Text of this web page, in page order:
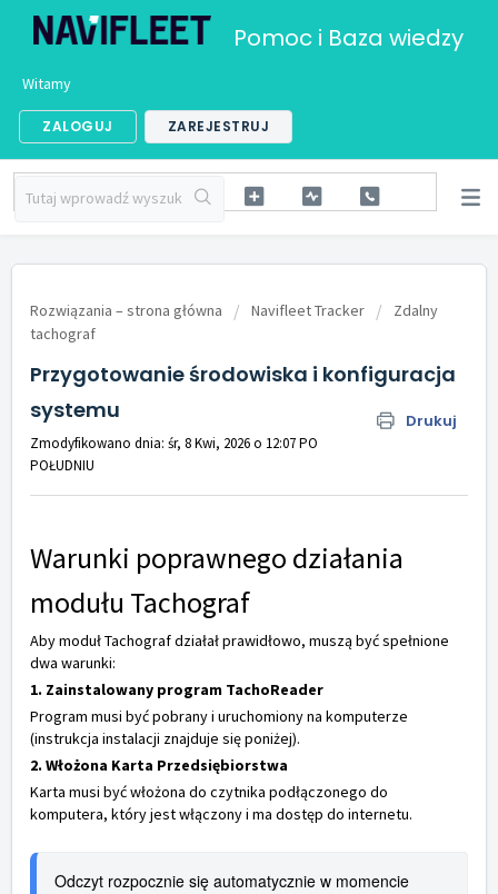
Pomoc i Baza wiedzy
Witamy
ZALOGUJ ZAREJESTRUJ
Rozwiązania – strona główna Navifleet Tracker
Zdalny
tachograf
Przygotowanie środowiska i konfiguracja
systemu
Drukuj
Zmodyfikowano dnia: śr, 8 Kwi, 2026 o 12:07 PO
POŁUDNIU
Warunki poprawnego działania
modułu Tachograf
Aby moduł Tachograf działał prawidłowo, muszą być spełnione
dwa warunki:
1. Zainstalowany program TachoReader
Program musi być pobrany i uruchomiony na komputerze
(instrukcja instalacji znajduje się poniżej).
2. Włożona Karta Przedsiębiorstwa
Karta musi być włożona do czytnika podłączonego do
komputera, który jest włączony i ma dostęp do internetu.
Odczyt rozpocznie się automatycznie w momencie